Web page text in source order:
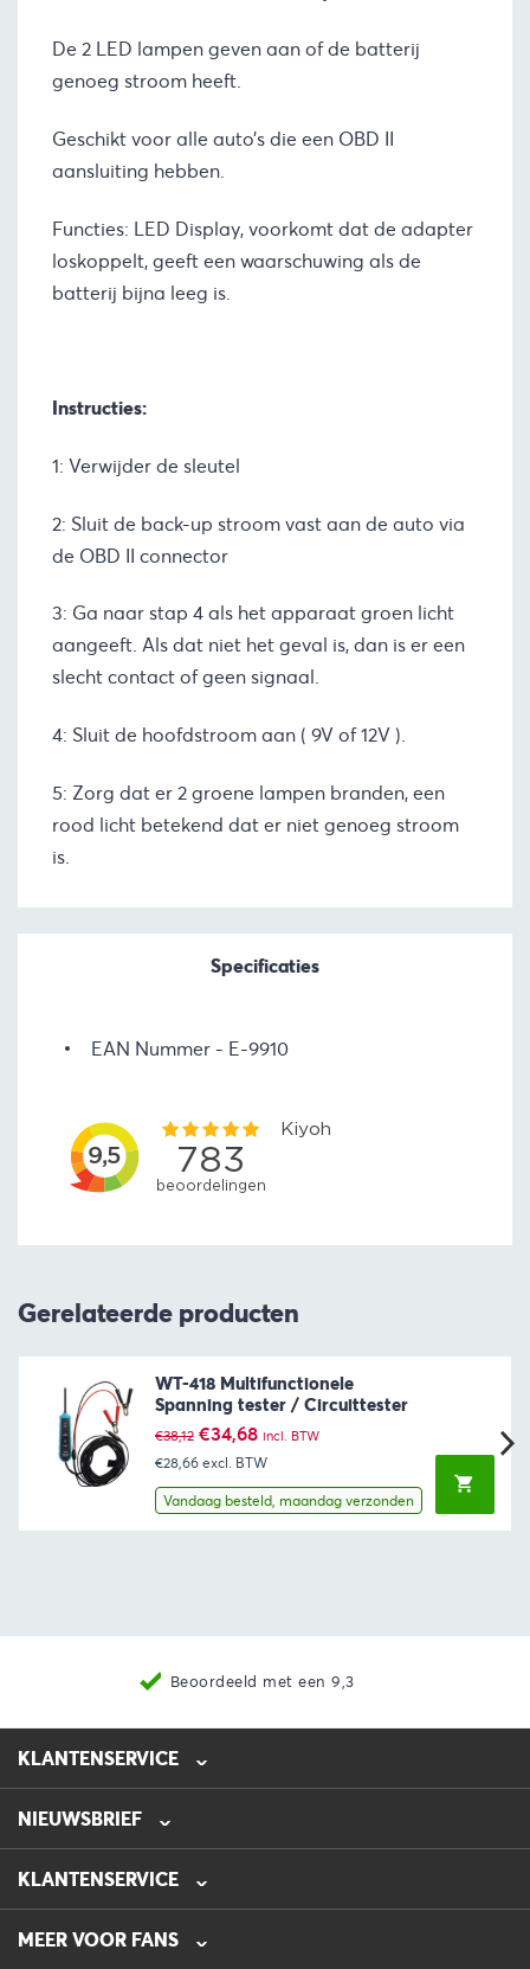
De 2 LED lampen geven aan of de batterij
genoeg stroom heeft.
Geschikt voor alle auto’s die een OBD II
aansluiting hebben.
Functies: LED Display, voorkomt dat de adapter
loskoppelt, geeft een waarschuwing als de
batterij bijna leeg is.
Instructies:
1: Verwijder de sleutel
2: Sluit de back-up stroom vast aan de auto via
de OBD II connector
3: Ga naar stap 4 als het apparaat groen licht
aangeeft. Als dat niet het geval is, dan is er een
slecht contact of geen signaal.
4: Sluit de hoofdstroom aan ( 9V of 12V ).
5: Zorg dat er 2 groene lampen branden, een
rood licht betekend dat er niet genoeg stroom
is.
Specificaties
EAN Nummer E-9910
Gerelateerde producten
WT-418 Multifunctionele
Spanning tester / Circuittester
€38,12 Oorspronkelijke
prijs
was:
€38,12.
€34,68Huidige
prijs
is:
€34,68.
incl. BTW
€28,66 excl. BTW
Vandaag besteld, maandag verzonden
Beoordeeld met een 9,3
KLANTENSERVICE
0475-218632
info@automotive-line.nl
NIEUWSBRIEF
KLANTENSERVICE
Bestellen
Betalen
MEER VOOR FANS